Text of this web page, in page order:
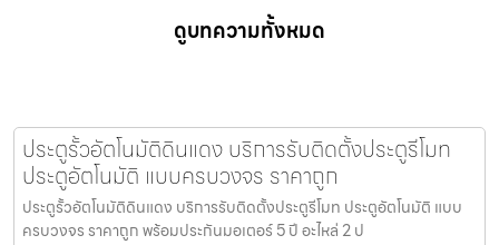
ดูบทความทั้งหมด
ประตูรั้วอัตโนมัติดินแดง บริการรับติดตั้งประตูรีโมท
ประตูอัตโนมัติ แบบครบวงจร ราคาถูก
ประตูรั้วอัตโนมัติดินแดง บริการรับติดตั้งประตูรีโมท ประตูอัตโนมัติ แบบ
ครบวงจร ราคาถูก พร้อมประกันมอเตอร์ 5 ปี อะไหล่ 2 ป